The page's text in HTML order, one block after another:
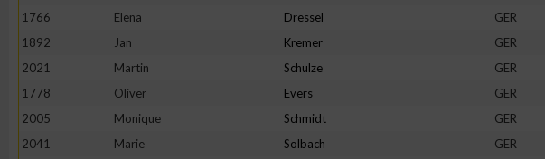
1766
Elena Dressel GER
1892
Jan Kremer GER
2021
Martin Schulze GER
1778
Oliver Evers GER
2005
Monique Schmidt GER
2041
Marie Solbach GER
Funktional
Werbung